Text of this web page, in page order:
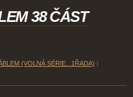
38 ČÁST
(VOLNÁ SÉRIE...1ŘADA)